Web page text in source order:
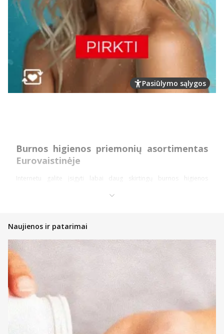
Pasiūlymo sąlygos
Burnos higienos priemonių asortimentas
Eurovaistinėje
Internetu galite įsigyti labai daug skirtingų burnos higienos
pagrindinė ir kiekvieno naudojama higienos priemonė.
tačiau ir būtent jums tinkančių pastų. Turime jautriems
dantims, jautrioms dantenoms bei vaikams pritaikytų
arba jautrumą mažinantį poveikį.
dantų higienos priemonė arba net būtinas naudoti
preparatas po procedūrų, operacijų. Kai kuriuos skalavimo
skysčius ar putas galima vartoti ir po rūkymo, valgių ar
gėrimų, norint gaivesnio burnos kvapo.
Naujienos ir patarimai